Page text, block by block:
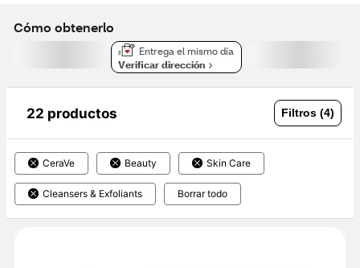
Cómo obtenerlo
Entrega el mismo día
Verificar dirección
22 productos Filtros (4)
CeraVe Beauty Skin Care
Cleansers & Exfoliants Borrar todo